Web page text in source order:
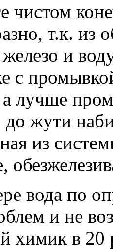
чистом
т.к. из
и
с
лучше
жути
из
вода по
и не
в 20